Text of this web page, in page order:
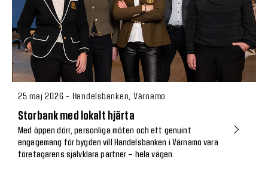
25 maj 2026 - Handelsbanken, Värnamo
Storbank med lokalt hjärta
Med öppen dörr, personliga möten och ett genuint
engagemang för bygden vill Handelsbanken i Värnamo vara
företagarens självklara partner – hela vägen.